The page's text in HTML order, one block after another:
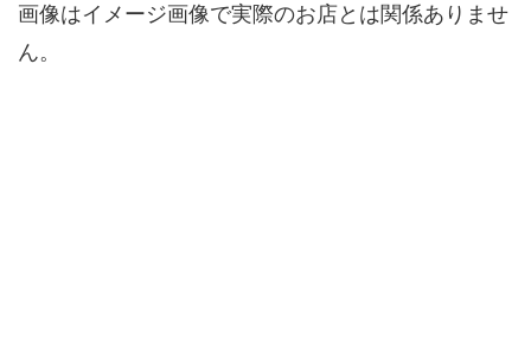
画像はイメージ画像で実際のお店とは関係ありませ
ん。